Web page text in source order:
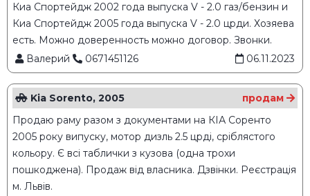
Киа Спортейдж 2002 года выпуска V - 2.0 газ/бензин и
Киа Спортейдж 2005 года выпуска V - 2.0 црди. Хозяева
есть. Можно доверенность можно договор. Звонки.
Валерий
0671451126 06.11.2023
Kia Sorento, 2005
продам
Продаю раму разом з документами на КІА Соренто
2005 року випуску, мотор дизль 2.5 црді, сріблястого
кольору. Є всі таблички з кузова (одна трохи
пошкоджена). Продаж від власника. Дзвінки. Реєстрація
м. Львів.